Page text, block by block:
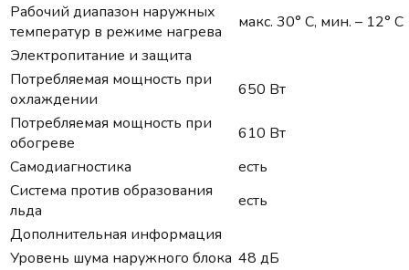
Рабочий диапазон наружных
температур в режиме нагрева
макс. 30° С, мин. – 12° С
Электропитание и защита
Потребляемая мощность при
охлаждении
650 Вт
Потребляемая мощность при
обогреве
610 Вт
Самодиагностика
есть
Система против образования
льда
есть
Дополнительная информация
Уровень шума наружного блока 48 дБ